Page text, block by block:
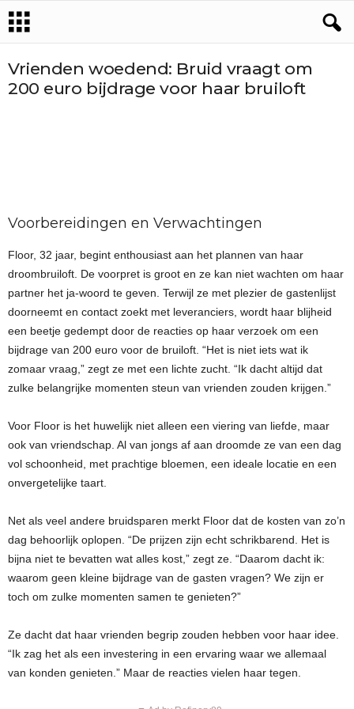
Vrienden woedend: Bruid vraagt om
200 euro bijdrage voor haar bruiloft
Voorbereidingen en Verwachtingen
Floor, 32 jaar, begint enthousiast aan het plannen van haar
droombruiloft. De voorpret is groot en ze kan niet wachten om haar
partner het ja-woord te geven. Terwijl ze met plezier de gastenlijst
doorneemt en contact zoekt met leveranciers, wordt haar blijheid
een beetje gedempt door de reacties op haar verzoek om een
bijdrage van 200 euro voor de bruiloft. “Het is niet iets wat ik
zomaar vraag,” zegt ze met een lichte zucht. “Ik dacht altijd dat
zulke belangrijke momenten steun van vrienden zouden krijgen.”
Voor Floor is het huwelijk niet alleen een viering van liefde, maar
ook van vriendschap. Al van jongs af aan droomde ze van een dag
vol schoonheid, met prachtige bloemen, een ideale locatie en een
onvergetelijke taart.
Net als veel andere bruidsparen merkt Floor dat de kosten van zo’n
dag behoorlijk oplopen. “De prijzen zijn echt schrikbarend. Het is
bijna niet te bevatten wat alles kost,” zegt ze. “Daarom dacht ik:
waarom geen kleine bijdrage van de gasten vragen? We zijn er
toch om zulke momenten samen te genieten?”
Ze dacht dat haar vrienden begrip zouden hebben voor haar idee.
“Ik zag het als een investering in een ervaring waar we allemaal
van konden genieten.” Maar de reacties vielen haar tegen.